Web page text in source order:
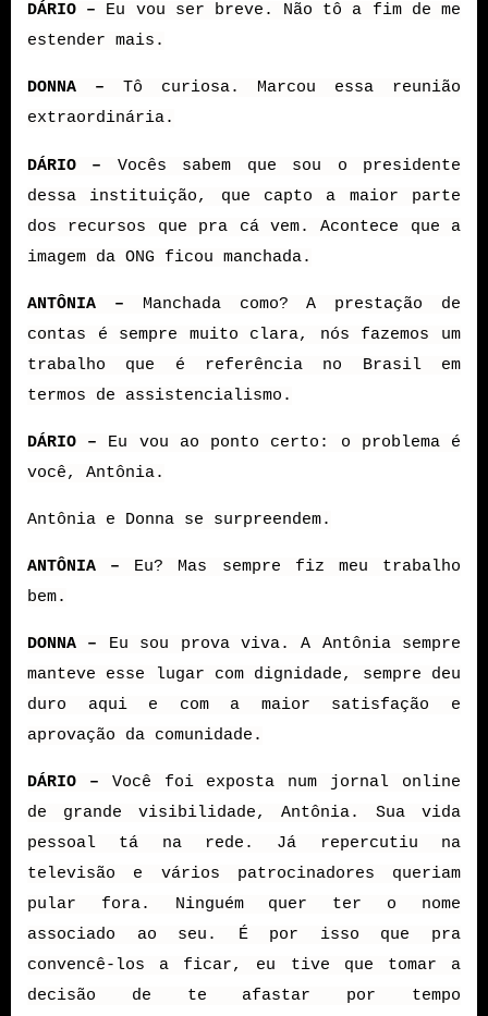
DÁRIO – Eu vou ser breve. Não tô a fim de me
estender mais.
DONNA – Tô curiosa. Marcou essa reunião
extraordinária.
DÁRIO – Vocês sabem que sou o presidente
dessa instituição, que capto a maior parte
dos recursos que pra cá vem. Acontece que a
imagem da ONG ficou manchada.
ANTÔNIA – Manchada como? A prestação de
contas é sempre muito clara, nós fazemos um
trabalho que é referência no Brasil em
termos de assistencialismo.
DÁRIO – Eu vou ao ponto certo: o problema é
você, Antônia.
Antônia e Donna se surpreendem.
ANTÔNIA – Eu? Mas sempre fiz meu trabalho
bem.
DONNA – Eu sou prova viva. A Antônia sempre
manteve esse lugar com dignidade, sempre deu
duro aqui e com a maior satisfação e
aprovação da comunidade.
DÁRIO – Você foi exposta num jornal online
de grande visibilidade, Antônia. Sua vida
pessoal tá na rede. Já repercutiu na
televisão e vários patrocinadores queriam
pular fora. Ninguém quer ter o nome
associado ao seu. É por isso que pra
convencê-los a ficar, eu tive que tomar a
decisão de te afastar por tempo